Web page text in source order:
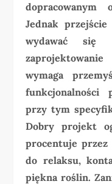
dopracowanym
Jednak
wydawać się
wymaga
funkcjonalności
przy tym
Dobry projekt
procentuje przez
do relaksu,
piękna roślin.